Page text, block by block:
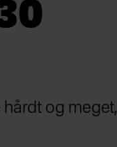
og meget,